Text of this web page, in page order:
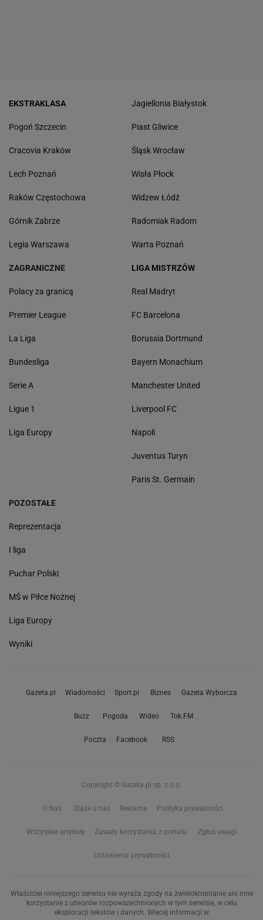
EKSTRAKLASA
Pogoń Szczecin
Cracovia Kraków
Lech Poznań
Raków Częstochowa
Górnik Zabrze
Legia Warszawa
Jagiellonia Białystok
Piast Gliwice
Śląsk Wrocław
Wisła Płock
Widzew Łódź
Radomiak Radom
Warta Poznań
ZAGRANICZNE
Polacy za granicą
Premier League
La Liga
Bundesliga
Serie A
Ligue 1
Liga Europy
LIGA MISTRZÓW
Real Madryt
FC Barcelona
Borussia Dortmund
Bayern Monachium
Manchester United
Liverpool FC
Napoli
Juventus Turyn
Paris St. Germain
POZOSTAŁE
Reprezentacja
I liga
Puchar Polski
MŚ w Piłce Nożnej
Liga Europy
Wyniki
Gazeta.pl Wiadomości Sport.pl Biznes Gazeta Wyborcza
Buzz Pogoda Wideo Tok.FM
Poczta Facebook RSS
Copyright © Gazeta.pl sp. z o.o.
O Nas Staże u nas Reklama Polityka prywatności
Wszystkie artykuły Zasady korzystania z portalu Zgłoś uwagi
Ustawienia prywatności
Właściciel niniejszego serwisu nie wyraża zgody na zwielokrotnianie ani inne
korzystanie z utworów rozpowszechnionych w tym serwisie, w celu
eksploracji tekstów i danych. Więcej informacji w